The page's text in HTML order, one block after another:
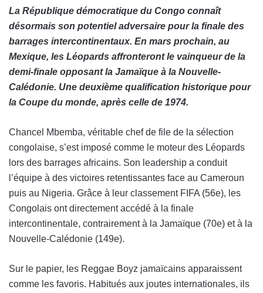
La République démocratique du Congo connaît
désormais son potentiel adversaire pour la finale des
barrages intercontinentaux. En mars prochain, au
Mexique, les Léopards affronteront le vainqueur de la
demi-finale opposant la Jamaïque à la Nouvelle-
Calédonie. Une deuxième qualification historique pour
la Coupe du monde, après celle de 1974.
Chancel Mbemba, véritable chef de file de la sélection
congolaise, s’est imposé comme le moteur des Léopards
lors des barrages africains. Son leadership a conduit
l’équipe à des victoires retentissantes face au Cameroun
puis au Nigeria. Grâce à leur classement FIFA (56e), les
Congolais ont directement accédé à la finale
intercontinentale, contrairement à la Jamaïque (70e) et à la
Nouvelle-Calédonie (149e).
Sur le papier, les Reggae Boyz jamaïcains apparaissent
comme les favoris. Habitués aux joutes internationales, ils